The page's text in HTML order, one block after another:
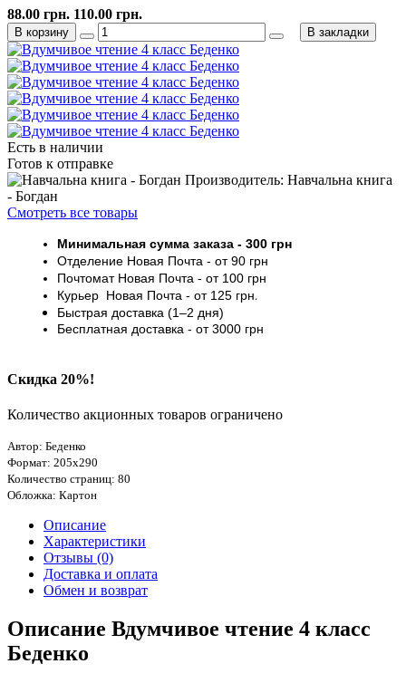
Есть в наличии
Готов к отправке
Производитель: Навчальна книга
- Богдан
Смотреть все товары
Минимальная сумма заказа - 300 грн
Отделение Новая Почта - от 90 грн
ПочтоматНовая Почта - от 100 грн
Курьер Новая Почта - от 125 грн.
Быстрая доставка (1–2 дня)
Бесплатная доставка - от 3000 грн
Скидка 20%!
Количество акционных товаров ограничено
Автор: Беденко
Формат: 205х290
Количество страниц: 80
Обложка: Картон
88.00 грн. 110.00 грн.
В корзину В закладки
Описание
Характеристики
Отзывы (0)
Доставка и оплата
Обмен и возврат
Описание Вдумчивое чтение 4 класс
Беденко